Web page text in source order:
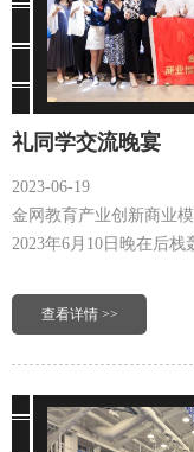
礼同学交流晚宴
2023-06-19
金网教育产业创新商业
2023年6月10日晚在后栈
查看详情 >>